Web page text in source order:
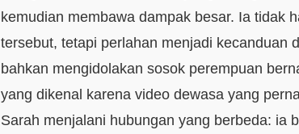
kemudian membawa dampak besar. Ia tidak
tersebut, tetapi perlahan menjadi kecanduan
bahkan mengidolakan sosok perempuan
yang dikenal karena video dewasa yang
Sarah menjalani hubungan yang berbeda: ia